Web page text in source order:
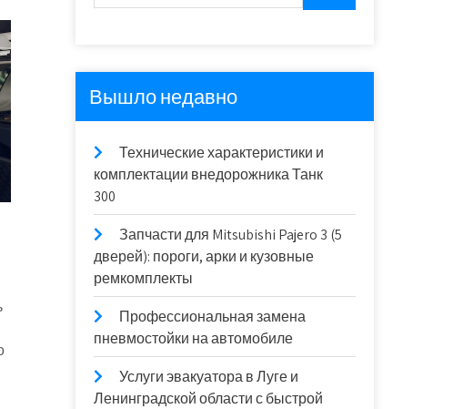
Вышло недавно
Технические характеристики и
комплектации внедорожника Танк
300
Запчасти для Mitsubishi Pajero 3 (5
дверей): пороги, арки и кузовные
ремкомплекты
Профессиональная замена
пневмостойки на автомобиле
Услуги эвакуатора в Луге и
Ленинградской области с быстрой